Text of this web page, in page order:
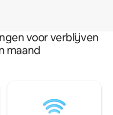
voor verblijven
maand